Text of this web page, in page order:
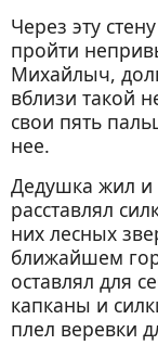
Через эту
пройти
Михайлыч,
вблизи такой
свои пять
нее.
Дедушка жил и
расставлял
них лесных
ближайшем
оставлял для
капканы и
плел веревки